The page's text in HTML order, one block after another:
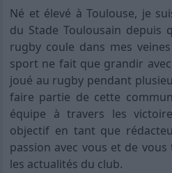
Né et élevé à Toulouse, je
du Stade Toulousain depuis
rugby coule dans mes
sport ne fait que grandir
joué au rugby pendant
faire partie de cette
équipe à travers les
objectif en tant que
passion avec vous et de
les actualités du club.